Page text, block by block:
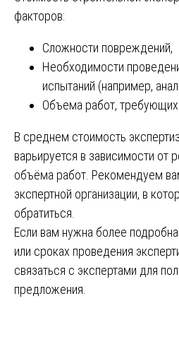
факторов:
Сложности повреждений,
Необходимости
испытаний (например,
Объема работ, требующих
В среднем стоимость
варьируется в зависимости от
объёма работ. Рекомендуем
экспертной организации, в
обратиться.
Если вам нужна более
или сроках проведения
связаться с экспертами для
предложения.